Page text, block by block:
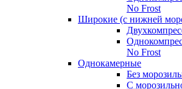
No Frost
Широкие (с нижней
No Frost
Однокамерные
Без
С